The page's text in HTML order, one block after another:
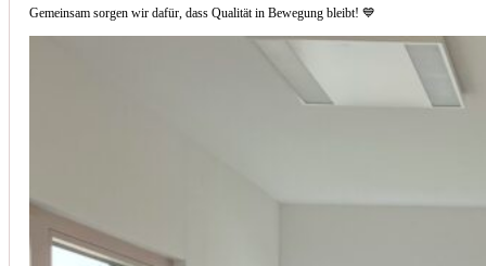
Gemeinsam sorgen wir dafür, dass Qualität in Bewegung bleibt! 💙